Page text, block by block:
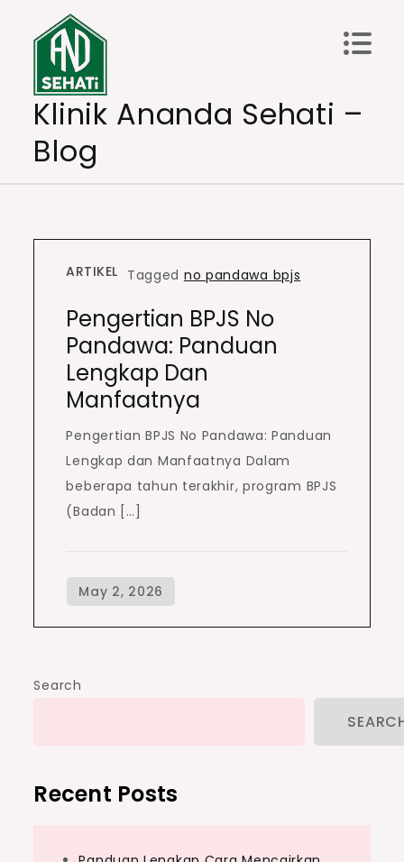
content
Klinik Ananda Sehati –
Blog
ARTIKEL Tagged no pandawa bpjs
Pengertian BPJS No
Pandawa: Panduan
Lengkap Dan
Manfaatnya
Pengertian BPJS No Pandawa: Panduan
Lengkap dan Manfaatnya Dalam
beberapa tahun terakhir, program BPJS
(Badan […]
Search
Recent Posts